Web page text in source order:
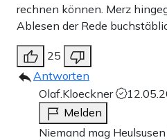
rechnen können. Merz
Ablesen der Rede
25
Antworten
Olaf.Kloeckner
Melden
Niemand mag